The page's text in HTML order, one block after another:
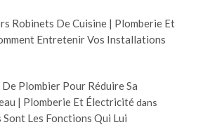
Robinets De Cuisine | Plomberie Et
Entretenir Vos Installations
Plombier Pour Réduire Sa
| Plomberie Et Électricitédans
Les Fonctions Qui Lui